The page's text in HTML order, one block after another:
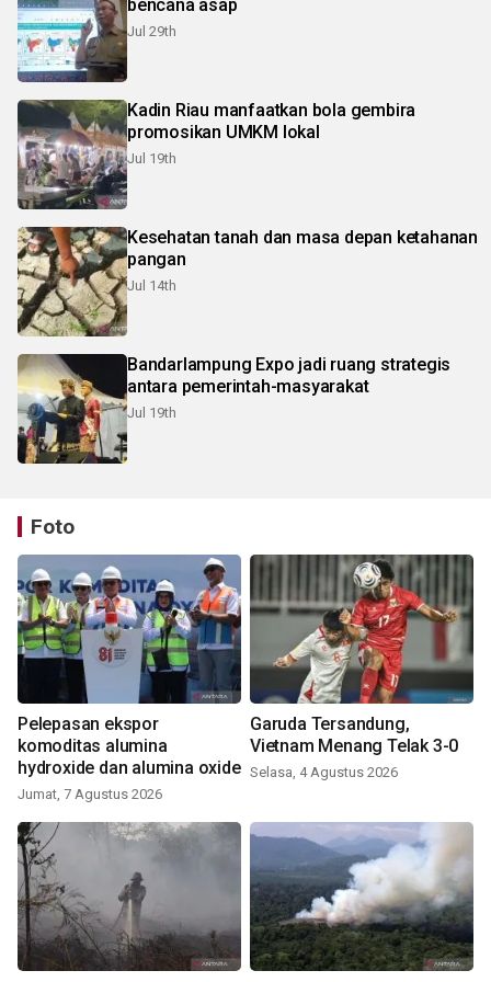
bencana asap
Jul 29th
Kadin Riau manfaatkan bola gembira
promosikan UMKM lokal
Jul 19th
Kesehatan tanah dan masa depan ketahanan
pangan
Jul 14th
Bandarlampung Expo jadi ruang strategis
antara pemerintah-masyarakat
Jul 19th
Foto
Pelepasan ekspor
komoditas alumina
hydroxide dan alumina oxide
Jumat, 7 Agustus 2026
Garuda Tersandung,
Vietnam Menang Telak 3-0
Selasa, 4 Agustus 2026